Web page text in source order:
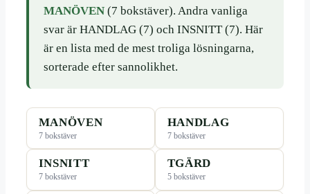
MANÖVEN(7 bokstäver). Andra vanliga
svar är HANDLAG (7) och INSNITT (7). Här
är en lista med de mest troliga lösningarna,
sorterade efter sannolikhet.
MANÖVEN
7 bokstäver
HANDLAG
7 bokstäver
INSNITT
7 bokstäver
TGÄRD
5 bokstäver